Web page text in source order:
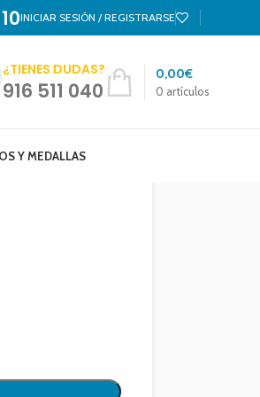
INICIAR SESIÓN / REGISTRARSE
¿TIENES DUDAS?
916 511 040 0 artículos
0,00€
Y MEDALLAS